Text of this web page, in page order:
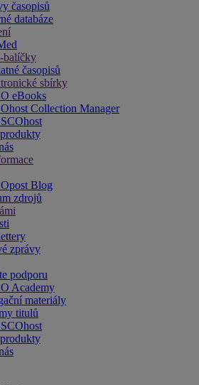
časopisů
databáze
balíčky
časopisů
sbírky
eBooks
Collection Manager
Blog
zdrojů
zprávy
podporu
Academy
materiály
titulů